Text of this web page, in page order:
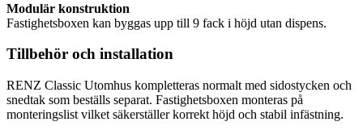
Modulär konstruktion
Fastighetsboxen kan byggas upp till 9 fack i höjd utan dispens.
Tillbehör och installation
RENZ Classic Utomhus kompletteras normalt med sidostycken och
snedtak som beställs separat. Fastighetsboxen monteras på
monteringslist vilket säkerställer korrekt höjd och stabil infästning.